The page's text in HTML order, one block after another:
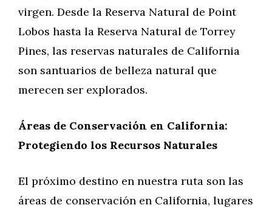
virgen. Desde la Reserva Natural de Point
Lobos hasta la Reserva Natural de Torrey
Pines, las reservas naturales de California
son santuarios de belleza natural que
merecen ser explorados.
Áreas de Conservación en California:
Protegiendo los Recursos Naturales
El próximo destino en nuestra ruta son las
áreas de conservación en California, lugares